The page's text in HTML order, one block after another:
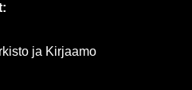
ja Kir­jaa­mo